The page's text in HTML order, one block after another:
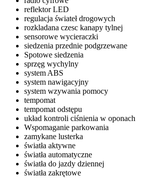
reflektor LED
regulacja świateł drogowych
rozkladana czesc kanapy tylnej
sensorowe wycieraczki
siedzenia przednie podgrzewane
Spotowe siedzenia
sprzęg wychylny
system ABS
system nawigacyjny
system wzywania pomocy
tempomat
tempomat odstępu
układ kontroli ciśnienia w oponach
Wspomaganie parkowania
zamykane lusterka
światła aktywne
światła automatyczne
światła do jazdy dziennej
światła zakrętowe